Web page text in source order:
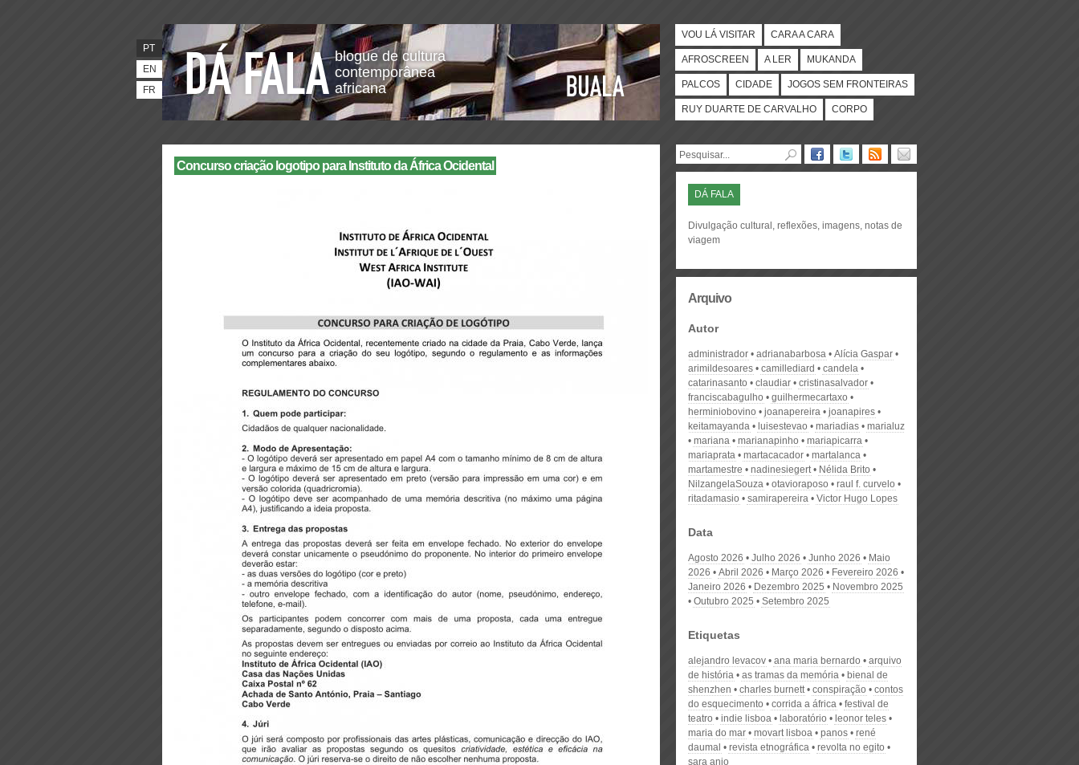
blogue de cultura
contemporânea
africana
PT
EN
FR
VOU LÁ VISITAR CARA A CARA
AFROSCREEN A LER MUKANDA
PALCOS CIDADE JOGOS SEM FRONTEIRAS
RUY DUARTE DE CARVALHO CORPO
Concurso criação logotipo para Instituto da África Ocidental
DÁ FALA
Divulgação cultural, reflexões, imagens, notas de
viagem
Arquivo
Autor
administrador adrianabarbosa
Alícia Gaspar
arimildesoares
camillediard
candela
catarinasanto
claudiar
cristinasalvador
franciscabagulho
guilhermecartaxo
herminiobovino
joanapereira
joanapires
keitamayanda
luisestevao mariadias
marialuz
mariana
marianapinho
mariapicarra
mariaprata
martacacador
martalanca
martamestre
nadinesiegert
Nélida Brito
NilzangelaSouza
otavioraposo
raul f. curvelo
ritadamasio
samirapereira Victor Hugo Lopes
Data
Agosto 2026 Julho 2026 Junho 2026
Maio
2026
Abril 2026 Março 2026
Fevereiro 2026
Janeiro 2026
Dezembro 2025
Novembro 2025
Outubro 2025
Setembro 2025
Etiquetas
alejandro levacov ana maria bernardo
arquivo
de história
as tramas da memória
bienal de
shenzhen
charles burnett conspiração
contos
do esquecimento
corrida a áfrica
festival de
teatro
indie lisboa laboratório
leonor teles
maria do mar
movart lisboa panos
rené
daumal
revista etnográfica
revolta no egito
sara anjo